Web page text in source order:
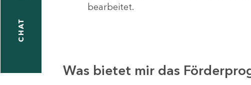
CHAT
bearbeitet.
Was bietet mir das